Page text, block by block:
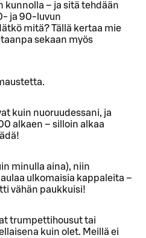
kunnolla – ja sitä tehdään
ja 90-luvun
mitä? Tällä kertaa mie
sekaan myös
kuin nuoruudessani, ja
alkaen – silloin alkaa
minulla aina), niin
ulkomaisia kappaleita –
vähän paukkuisi!
trumpettihousut tai
kuin olet. Meillä ei